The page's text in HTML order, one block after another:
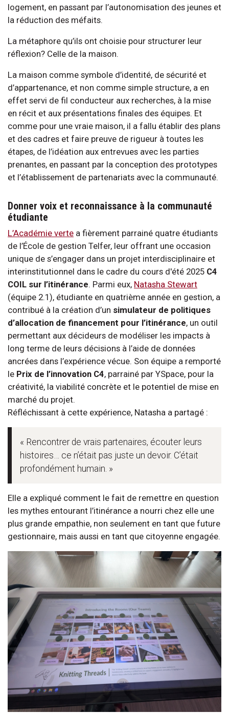
logement, en passant par l’autonomisation des jeunes et
la réduction des méfaits.
La métaphore qu’ils ont choisie pour structurer leur
réflexion? Celle de la maison.
La maison comme symbole d’identité, de sécurité et
d’appartenance, et non comme simple structure, a en
effet servi de fil conducteur aux recherches, à la mise
en récit et aux présentations finales des équipes. Et
comme pour une vraie maison, il a fallu établir des plans
et des cadres et faire preuve de rigueur à toutes les
étapes, de l’idéation aux entrevues avec les parties
prenantes, en passant par la conception des prototypes
et l’établissement de partenariats avec la communauté.
Donner voix et reconnaissance à la communauté
étudiante
L’Académie verte a fièrement parrainé quatre étudiants
de l’École de gestion Telfer, leur offrant une occasion
unique de s’engager dans un projet interdisciplinaire et
interinstitutionnel dans le cadre du cours d'été 2025 C4
COIL sur l’itinérance. Parmi eux, Natasha Stewart
(équipe 2.1), étudiante en quatrième année en gestion, a
contribué à la création d’un simulateur de politiques
d’allocation de financement pour l’itinérance, un outil
permettant aux décideurs de modéliser les impacts à
long terme de leurs décisions à l’aide de données
ancrées dans l’expérience vécue. Son équipe a remporté
le Prix de l’innovation C4, parrainé par YSpace, pour la
créativité, la viabilité concrète et le potentiel de mise en
marché du projet.
Réfléchissant à cette expérience, Natasha a partagé :
« Rencontrer de vrais partenaires, écouter leurs
histoires… ce n’était pas juste un devoir. C’était
profondément humain. »
Elle a expliqué comment le fait de remettre en question
les mythes entourant l’itinérance a nourri chez elle une
plus grande empathie, non seulement en tant que future
gestionnaire, mais aussi en tant que citoyenne engagée.